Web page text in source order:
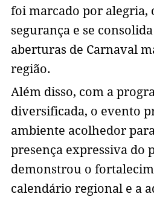
foi marcado por alegria,
segurança e se
aberturas de Carnaval
região.
Além disso, com a
diversificada, o evento
ambiente acolhedor
presença expressiva do
demonstrou o
calendário regional e a